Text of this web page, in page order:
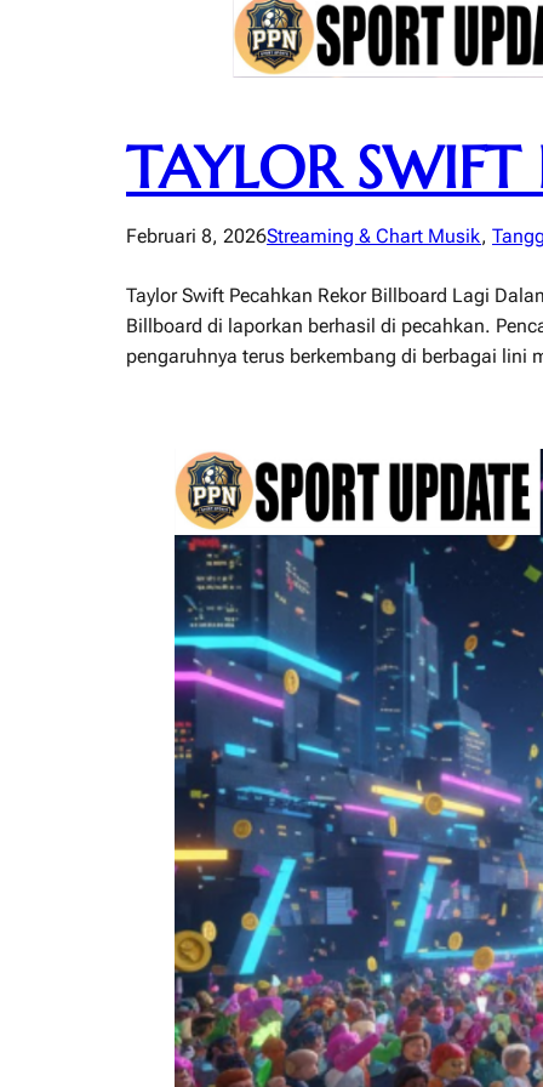
TAYLOR
Februari 8, 2026Streaming & Chart Musik,
Taylor Swift Pecahkan Rekor Billboard Lagi
Billboard di laporkan berhasil di pecahkan.
pengaruhnya terus berkembang di berbagai